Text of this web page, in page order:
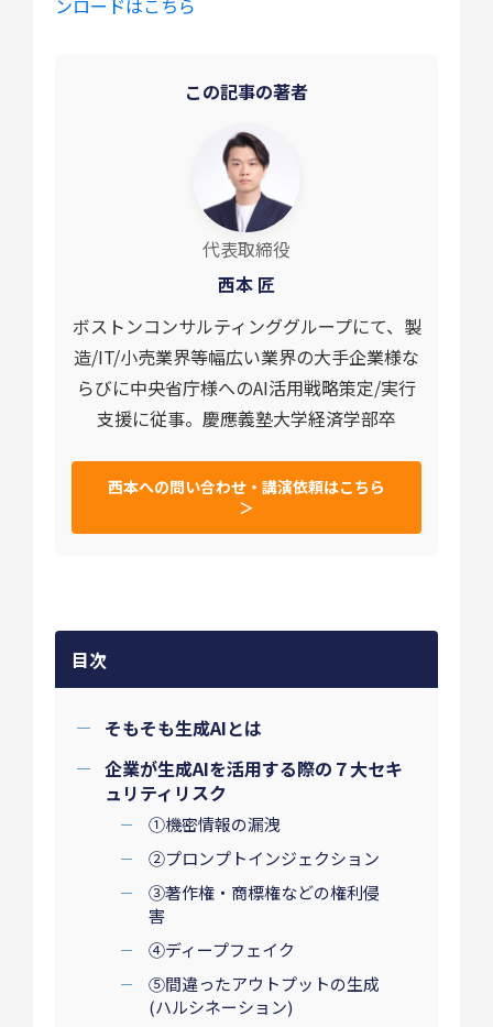
この記事の著者
代表取締役
西本 匠
ボストンコンサルティンググループにて、製
造/IT/小売業界等幅広い業界の大手企業様な
らびに中央省庁様へのAI活用戦略策定/実行
支援に従事。慶應義塾大学経済学部卒
西本への問い合わせ・講演依頼はこちら
＞
目次
そもそも生成AIとは
企業が生成AIを活用する際の７大セキ
ュリティリスク
①機密情報の漏洩
②プロンプトインジェクション
③著作権・商標権などの権利侵
害
④ディープフェイク
⑤間違ったアウトプットの生成
(ハルシネーション)